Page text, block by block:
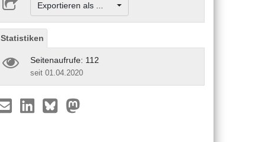
Exportieren als ...
Statistiken
Seitenaufrufe: 112
seit 01.04.2020